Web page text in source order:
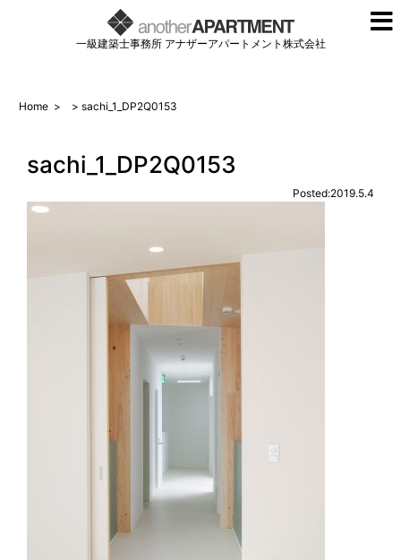
一級建築士事務所 アナザーアパートメント株式会社
Home > > sachi_1_DP2Q0153
sachi_1_DP2Q0153
Posted:2019.5.4